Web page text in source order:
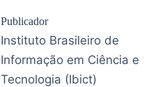
Publicador
Instituto Brasileiro de
Informação em Ciência e
Tecnologia (Ibict)